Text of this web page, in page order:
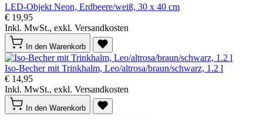
LED-Objekt Neon, Erdbeere/weiß, 30 x 40 cm
€ 19,95
Inkl. MwSt., exkl. Versandkosten
In den Warenkorb
Iso-Becher mit Trinkhalm, Leo/altrosa/braun/schwarz, 1.2 l
€ 14,95
Inkl. MwSt., exkl. Versandkosten
In den Warenkorb